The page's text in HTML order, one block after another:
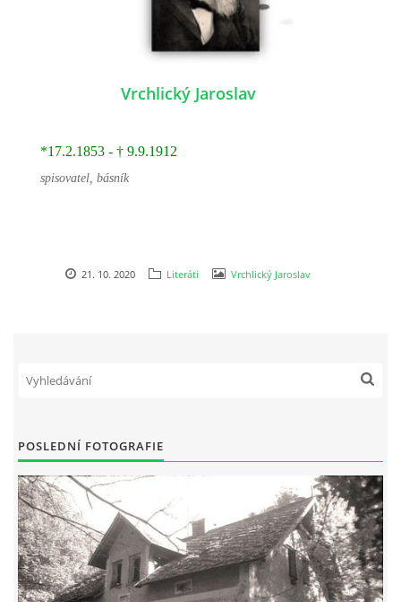
Vrchlický Jaroslav
*17.2.1853 - † 9.9.1912
spisovatel, básník
21. 10. 2020 Literáti Vrchlický Jaroslav
POSLEDNÍ FOTOGRAFIE